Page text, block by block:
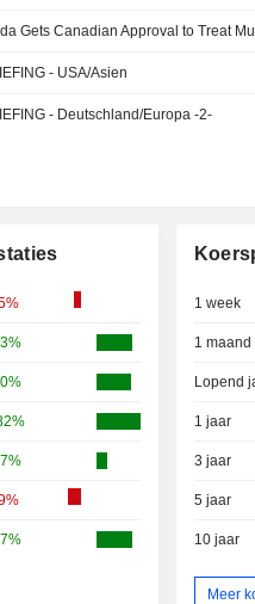
- USA/Asien
- Deutschland/Europa -2-
1 week
1 maand
Lopend
1 jaar
3 jaar
5 jaar
10 jaar
Meer